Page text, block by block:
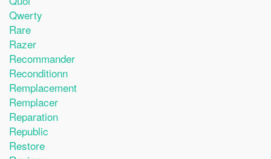
Qwerty
Rare
Razer
Recommander
Reconditionn
Remplacement
Remplacer
Reparation
Republic
Restore